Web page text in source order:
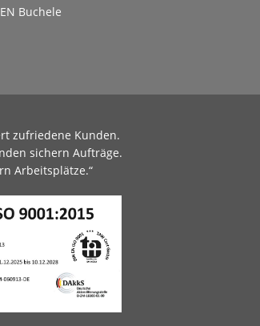
Buchele
zufriedene Kunden.
sichern Aufträge.
Arbeitsplätze.“